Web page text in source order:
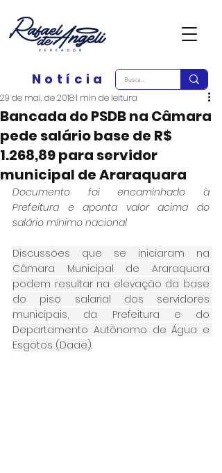
Notícia
Bancada do PSDB na Câmara
pede salário base de R$
1.268,89 para servidor
municipal de Araraquara
29 de mai. de 20181 min de leitura
Documento foi encaminhado à
Prefeitura e aponta valor acima do
salário mínimo nacional
Discussões que se iniciaram na
Câmara Municipal de Araraquara
podem resultar na elevação da base
do piso salarial dos servidores
municipais, da Prefeitura e do
Departamento Autônomo de Água e
Esgotos (Daae).